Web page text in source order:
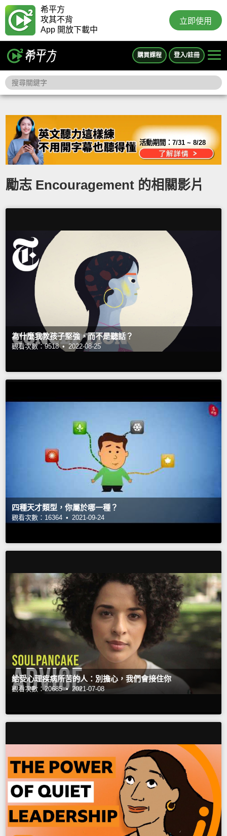
希平方
攻其不背
App 開放下載中
立即使用
購買課程 登入/註冊
活動期間：7/31 ~ 8/28
勵志 Encouragement 的相關影片
為什麼我教孩子堅強，而不是聽話？
觀看次數：9518 • 2022-08-25
四種天才類型，你屬於哪一種？
觀看次數：16364 • 2021-09-24
給受心理疾病所苦的人：別擔心，我們會接住你
觀看次數：20685 • 2021-07-08